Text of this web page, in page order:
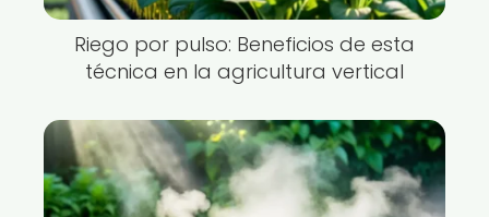
Riego por pulso: Beneficios de esta
técnica en la agricultura vertical